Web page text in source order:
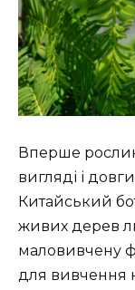
Вперше
вигляді і
Китайський
живих дерев
маловивчену
для вивчення